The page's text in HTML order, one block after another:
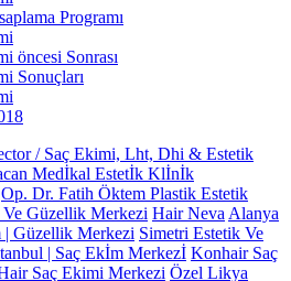
Programı
öncesi Sonrası
Sonuçları
/ Saç Ekimi, Lht, Dhi & Estetik
Medİkal Estetİk Klİnİk
Op. Dr. Fatih Öktem Plastik Estetik
Güzellik Merkezi Hair Neva Alanya
| Güzellik Merkezi Simetri Estetik Ve
| Saç Ekİm Merkezİ Konhair Saç
Saç Ekimi Merkezi Özel Likya